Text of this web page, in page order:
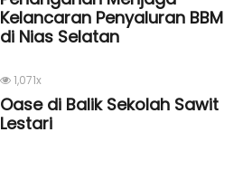
Kelancaran Penyaluran BBM
di Nias Selatan
1,071x
Oase di Balik Sekolah Sawit
Lestari